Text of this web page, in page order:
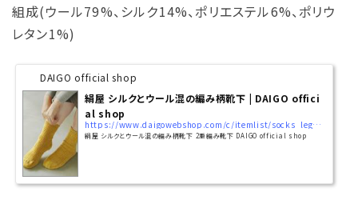
組成(ウール79%、シルク14%、ポリエステル6%、ポリウ
レタン1%)
DAIGO official shop
絹屋 シルクとウール混の編み柄靴下 | DAIGO offici
al shop
https://www.daigowebshop.com/c/itemlist/socks_legwarmers/double_knit/7368
絹屋 シルクとウール混の編み柄靴下 2重編み靴下 DAIGO official shop